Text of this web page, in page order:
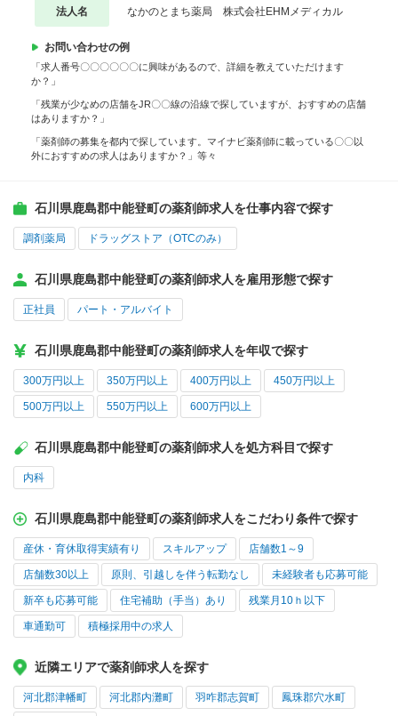
法人名 なかのとまち薬局 株式会社EHMメディカル
お問い合わせの例
「求人番号〇〇〇〇〇〇に興味があるので、詳細を教えていただけます
か？」
「残業が少なめの店舗をJR〇〇線の沿線で探していますが、おすすめの店舗
はありますか？」
「薬剤師の募集を都内で探しています。マイナビ薬剤師に載っている〇〇以
外におすすめの求人はありますか？」等々
石川県鹿島郡中能登町の薬剤師求人を仕事内容で探す
調剤薬局 ドラッグストア（OTCのみ）
石川県鹿島郡中能登町の薬剤師求人を雇用形態で探す
正社員 パート・アルバイト
石川県鹿島郡中能登町の薬剤師求人を年収で探す
300万円以上 350万円以上 400万円以上 450万円以上
500万円以上 550万円以上 600万円以上
石川県鹿島郡中能登町の薬剤師求人を処方科目で探す
内科
石川県鹿島郡中能登町の薬剤師求人をこだわり条件で探す
産休・育休取得実績有り スキルアップ 店舗数1～9
店舗数30以上 原則、引越しを伴う転勤なし 未経験者も応募可能
新卒も応募可能 住宅補助（手当）あり 残業月10ｈ以下
車通勤可 積極採用中の求人
近隣エリアで薬剤師求人を探す
河北郡津幡町 河北郡内灘町 羽咋郡志賀町 鳳珠郡穴水町